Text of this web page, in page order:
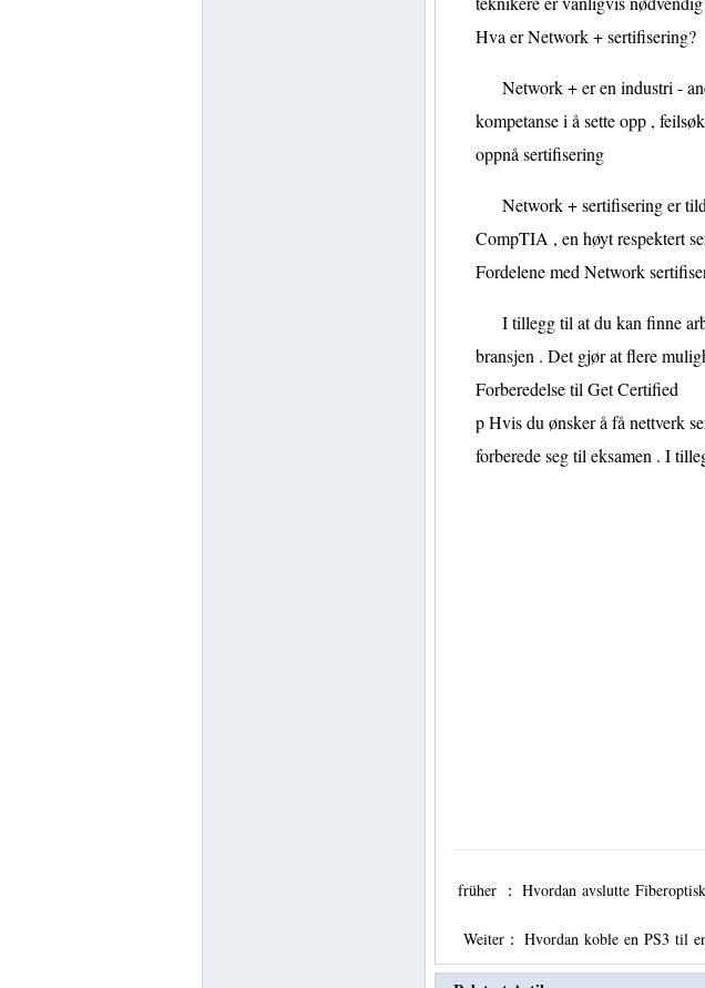
Hva er Network + sertifisering?
Network + er en industri -
kompetanse i å sette opp ,
oppnå sertifisering
Network + sertifisering er
CompTIA , en høyt respektert
Fordelene med Network
I tillegg til at du kan finne
bransjen . Det gjør at flere
Forberedelse til Get Certified
p Hvis du ønsker å få nettverk
forberede seg til eksamen . I
früher ： Hvordan avslutte
Weiter： Hvordan koble en PS3 til